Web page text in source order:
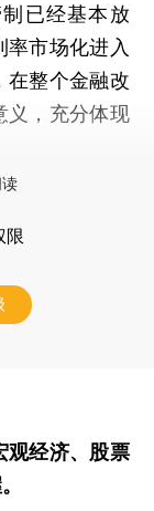
已经基本放
市场化进入
在整个金融改
义，充分体现
限
观经济、股票